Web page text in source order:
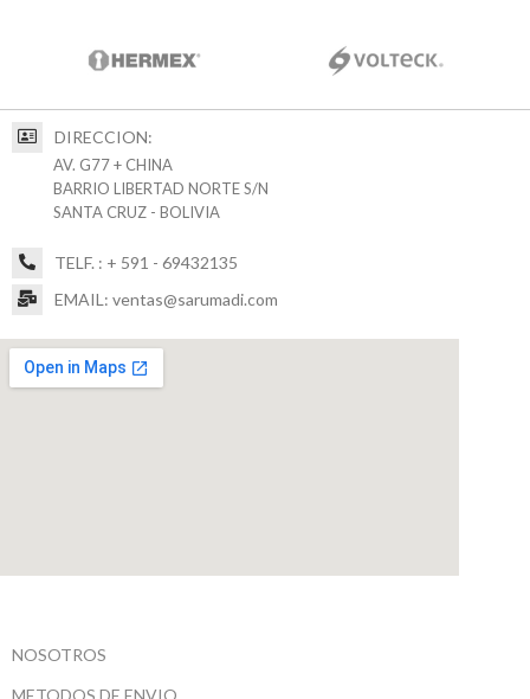
DIRECCION:
AV. G77 + CHINA
BARRIO LIBERTAD NORTE S/N
SANTA CRUZ - BOLIVIA
TELF. : + 591 - 69432135
EMAIL: ventas@sarumadi.com
NOSOTROS
METODOS DE ENVIO